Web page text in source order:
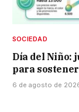
SOCIEDAD
Día del Niño:
para
6 de agosto de